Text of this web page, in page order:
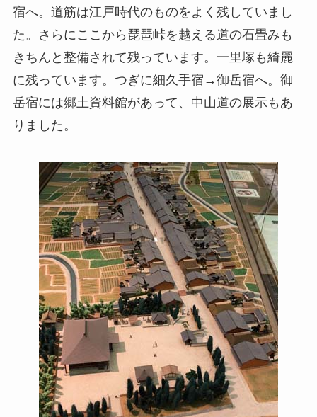
宿へ。道筋は江戸時代のものをよく残していまし
た。さらにここから琵琶峠を越える道の石畳みも
きちんと整備されて残っています。一里塚も綺麗
に残っています。つぎに細久手宿→御岳宿へ。御
岳宿には郷土資料館があって、中山道の展示もあ
りました。